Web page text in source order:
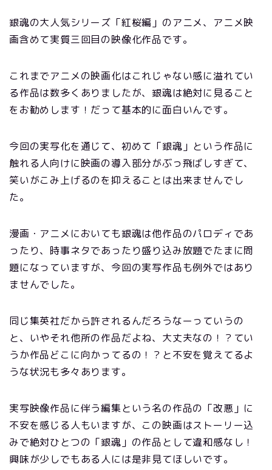
銀魂の大人気シリーズ「紅桜編」のアニメ、アニメ映
画含めて実質三回目の映像化作品です。
これまでアニメの映画化はこれじゃない感に溢れてい
る作品は数多くありましたが、銀魂は絶対に見ること
をお勧めします！だって基本的に面白いんです。
今回の実写化を通じて、初めて「銀魂」という作品に
触れる人向けに映画の導入部分がぶっ飛ばしすぎて、
笑いがこみ上げるのを抑えることは出来ませんでし
た。
漫画・アニメにおいても銀魂は他作品のパロディであ
ったり、時事ネタであったり盛り込み放題でたまに問
題になっていますが、今回の実写作品も例外ではあり
ませんでした。
同じ集英社だから許されるんだろうなーっていうの
と、いやそれ他所の作品だよね、大丈夫なの！？てい
うか作品どこに向かってるの！？と不安を覚えてるよ
うな状況も多々あります。
実写映像作品に伴う編集という名の作品の「改悪」に
不安を感じる人もいますが、この映画はストーリー込
みで絶対ひとつの「銀魂」の作品として違和感なし！
興味が少しでもある人には是非見てほしいです。